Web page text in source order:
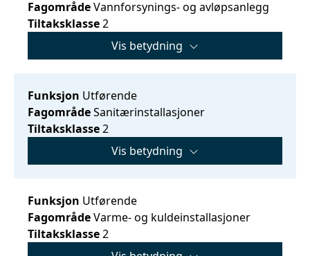
FagområdeVannforsynings- og avløpsanlegg
Tiltaksklasse2
Vis betydning
Funksjon Utførende
FagområdeSanitærinstallasjoner
Tiltaksklasse2
Vis betydning
Funksjon Utførende
FagområdeVarme- og kuldeinstallasjoner
Tiltaksklasse2